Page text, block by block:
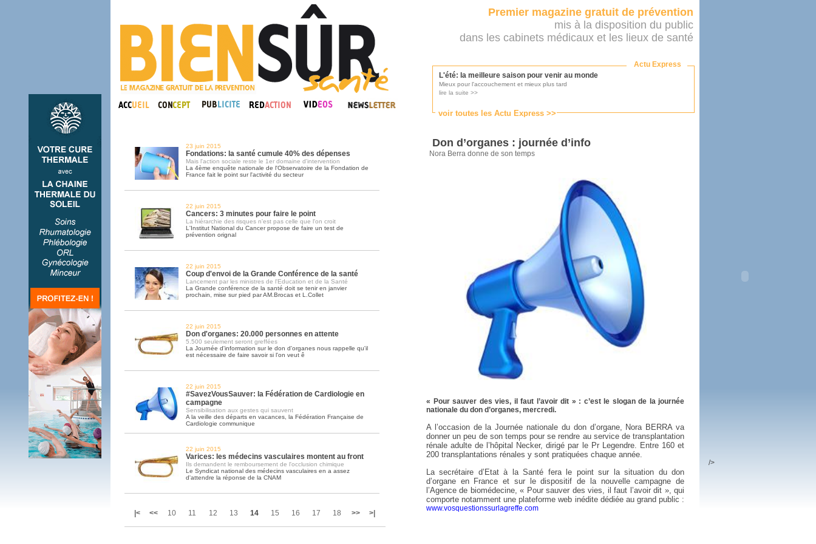
Premier magazine gratuit de prévention
mis à la disposition du public
dans les cabinets médicaux et les lieux de santé
Actu Express
voir toutes les Actu Express >>
L'été: la meilleure saison pour venir au monde
Mieux pour l'accouchement et mieux plus tard
lire la suite >>
Consultés par l'Ordre des médecins, pas par le ministère...
lire la suite >>
Une campagne de pub pour aimer son médecin
DMP, l'Arlésienne va devenir réalité
Déploiement prévu au 4ème trimestre 2016
Soins palliatifs: 40 millions de plus en 2016
La journée mondiale des soins palliatifs n'a pas été inutile
lire la suite >>
23 juin 2015
Fondations: la santé cumule 40% des dépenses
Mais l'action sociale reste le 1er domaine d'intervention
La 4ème enquête nationale de l'Observatoire de la Fondation de
France fait le point sur l'activité du secteur
22 juin 2015
Cancers: 3 minutes pour faire le point
La hiérarchie des risques n'est pas celle que l'on croit
L'Institut National du Cancer propose de faire un test de
prévention orignal
22 juin 2015
Coup d'envoi de la Grande Conférence de la santé
Lancement par les ministres de l'Education et de la Santé
La Grande conférence de la santé doit se tenir en janvier
prochain, mise sur pied par AM.Brocas et L.Collet
22 juin 2015
Don d'organes: 20.000 personnes en attente
5.500 seulement seront greffées
La Journée d'information sur le don d'organes nous rappelle qu'il
est nécessaire de faire savoir si l'on veut ê
22 juin 2015
#SavezVousSauver: la Fédération de Cardiologie en
campagne
Sensibilisation aux gestes qui sauvent
A la veille des départs en vacances, la Fédération Française de
Cardiologie communique
22 juin 2015
Varices: les médecins vasculaires montent au front
Ils demandent le remboursement de l'occlusion chimique
Le Syndicat national des médecins vasculaires en a assez
d'attendre la réponse de la CNAM
|< << 10 11 12 13 14 15 16 17 18 >> >|
Don d’organes : journée d’info
Nora Berra donne de son temps
« Pour sauver des vies, il faut l’avoir dit » : c’est le slogan de la journée
nationale du don d’organes, mercredi.
A l’occasion de la Journée nationale du don d’organe, Nora BERRA va
donner un peu de son temps pour se rendre au service de transplantation
rénale adulte de l’hôpital Necker, dirigé par le Pr Legendre. Entre 160 et
200 transplantations rénales y sont pratiquées chaque année.
La secrétaire d’Etat à la Santé fera le point sur la situation du don
d’organe en France et sur le dispositif de la nouvelle campagne de
l’Agence de biomédecine, « Pour sauver des vies, il faut l’avoir dit », qui
comporte notamment une plateforme web inédite dédiée au grand public :
www.vosquestionssurlagreffe.com
/>